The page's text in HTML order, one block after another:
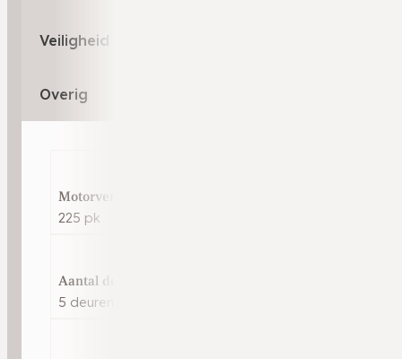
Veiligheid
Overig
Motorvermogen
225 pk
Aantal deuren
5 deuren